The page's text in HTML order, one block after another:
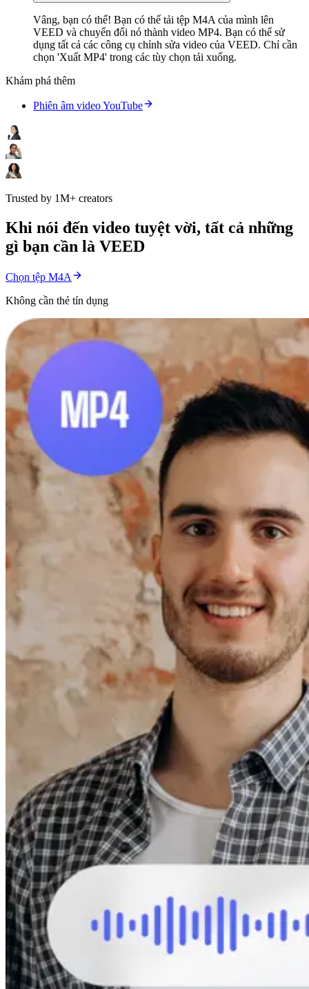
Vâng, bạn có thể! Bạn có thể tải tệp M4A của mình lên
VEED và chuyển đổi nó thành video MP4. Bạn có thể sử
dụng tất cả các công cụ chỉnh sửa video của VEED. Chỉ cần
chọn 'Xuất MP4' trong các tùy chọn tải xuống.
Khám phá thêm
Phiên âm video YouTube
Trusted by 1M+ creators
Khi nói đến video tuyệt vời, tất cả những
gì bạn cần là VEED
Chọn tệp M4A
Không cần thẻ tín dụng